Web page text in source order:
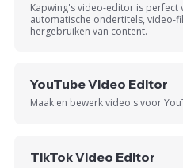
Kapwing's video-editor is perfect
automatische ondertitels, video-
hergebruiken van content.
YouTube Video Editor
Maak en bewerk video's voor
TikTok Video Editor